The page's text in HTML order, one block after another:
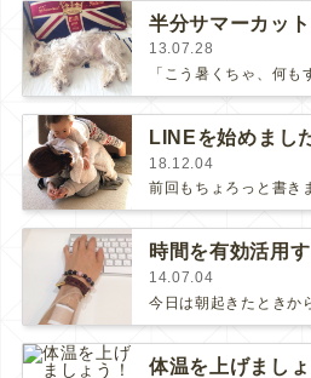
半分サマーカッ
13.07.28
LINEを始めまし
18.12.04
時間を有効活用
14.07.04
体温を上げましょ